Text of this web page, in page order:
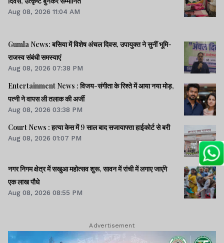
Aug 08, 2026 11:04 AM
Gumla News: बसिया में विशेष अंचल दिवस, उपायुक्त ने सुनीं भूमि-
राजस्व संबंधी समस्याएं
Aug 08, 2026 07:38 PM
Entertainment News : विजय-संगीता के रिश्ते में आया नया मोड़,
पत्नी ने वापस ली तलाक की अर्जी
Aug 08, 2026 03:38 PM
Court News : हत्या केस में 9 साल बाद सजायाफ्ता हाईकोर्ट से बरी
Aug 08, 2026 01:07 PM
नगर निगम क्षेत्र में सखुआ महोत्सव शुरू, सावन में रांची में लगाए जाएंगे
एक लाख पौधे
Aug 08, 2026 08:55 PM
Advertisement